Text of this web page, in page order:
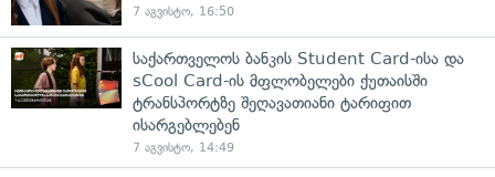
7 აგვისტო, 16:50
საქართველოს ბანკის Student Card-ისა და
sCool Card-ის მფლობელები ქუთაისში
ტრანსპორტზე შეღავათიანი ტარიფით
ისარგებლებენ
7 აგვისტო, 14:49